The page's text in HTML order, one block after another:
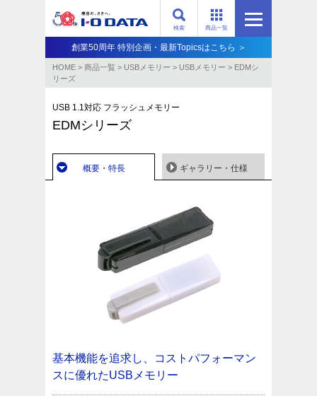
商品一覧
検索
創業50周年 特別企画・最新Topicsはこちら ＞
HOME > 商品一覧 > USBメモリー > USBメモリー > EDMシ
リーズ
USB 1.1対応 フラッシュメモリー
EDMシリーズ
概要・特長 ギャラリー・仕様
基本機能を追求し、コストパフォーマン
スに優れたUSBメモリー